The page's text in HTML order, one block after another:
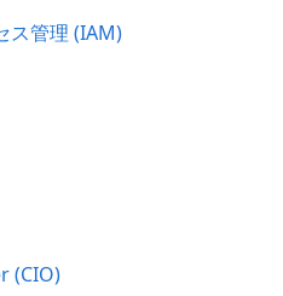
ス管理 (IAM)
(CIO)